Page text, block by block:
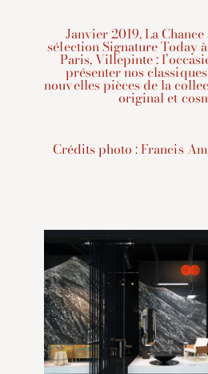
Janvier 2019, La
sélection Signature Today
Paris, Villepinte :
présenter nos
nouvelles pièces de la
original et
Crédits photo : Francis